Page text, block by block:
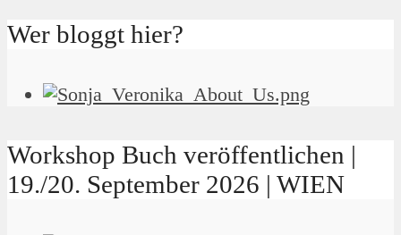
Wer bloggt hier?
Workshop Buch veröffentlichen |
19./20. September 2026 | WIEN